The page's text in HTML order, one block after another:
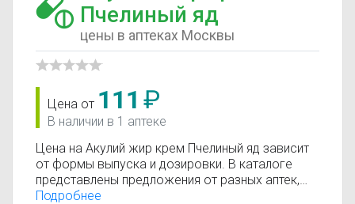
Пчелиный яд
цены в аптеках Москвы
Цена от 111 ₽
В наличии в 1 аптеке
Цена на Акулий жир крем Пчелиный яд зависит
от формы выпуска и дозировки. В каталоге
представлены предложения от разных аптек,
что позволяет быстро найти, где купить Акулий
Подробнее